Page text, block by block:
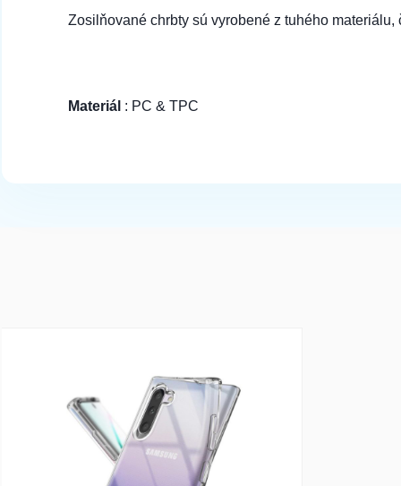
Zosilňované chrbty sú vyrobené z tuhého
Materiál : PC & TPC